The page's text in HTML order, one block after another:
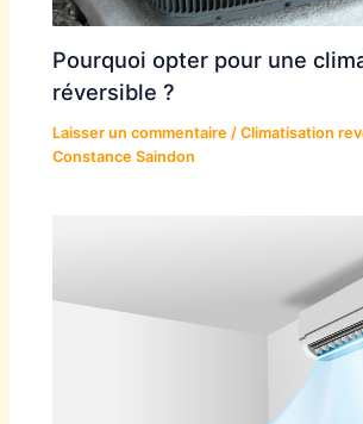
Pourquoi opter pour une
réversible ?
Laisser un commentaire /Climatisation
Constance Saindon